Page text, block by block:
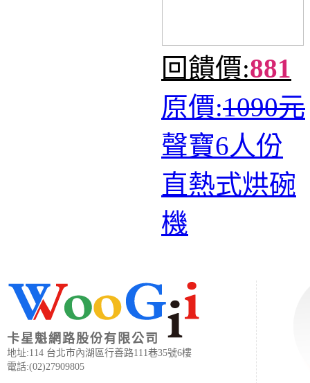
回饋價:881
原價:1090元
聲寶6人份
直熱式烘碗
機
卡星魁網路股份有限公司
地址:114 台北市內湖區行善路111巷35號6樓
電話:(02)27909805